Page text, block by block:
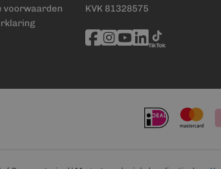
voorwaarden
KVK 81328575